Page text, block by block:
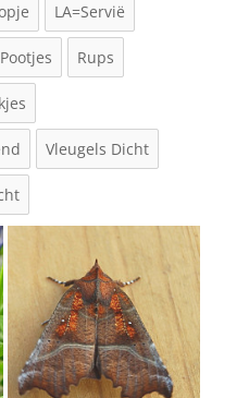
LA=Servië
Pootjes Rups
Vleugels Dicht